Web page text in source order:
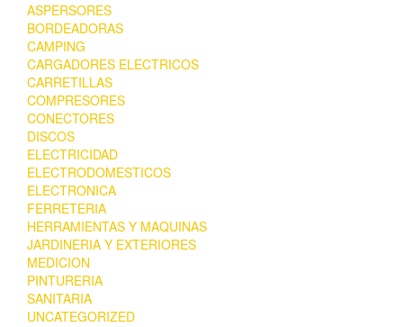
ASPERSORES
BORDEADORAS
CAMPING
CARGADORES ELECTRICOS
CARRETILLAS
COMPRESORES
CONECTORES
DISCOS
ELECTRICIDAD
ELECTRODOMESTICOS
ELECTRONICA
FERRETERIA
HERRAMIENTAS Y MAQUINAS
JARDINERIA Y EXTERIORES
MEDICION
PINTURERIA
SANITARIA
UNCATEGORIZED